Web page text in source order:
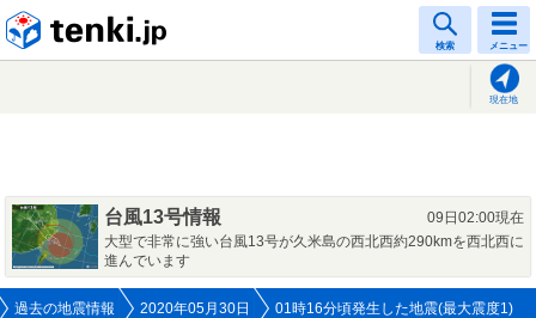
検索 メニュー
現在地
台風13号情報
09日02:00現在
大型で非常に強い台風13号が久米島の西北西約290kmを西北西に
進んでいます
過去の地震情報 2020年05月30日 01時16分頃発生した地震(最大震度1)